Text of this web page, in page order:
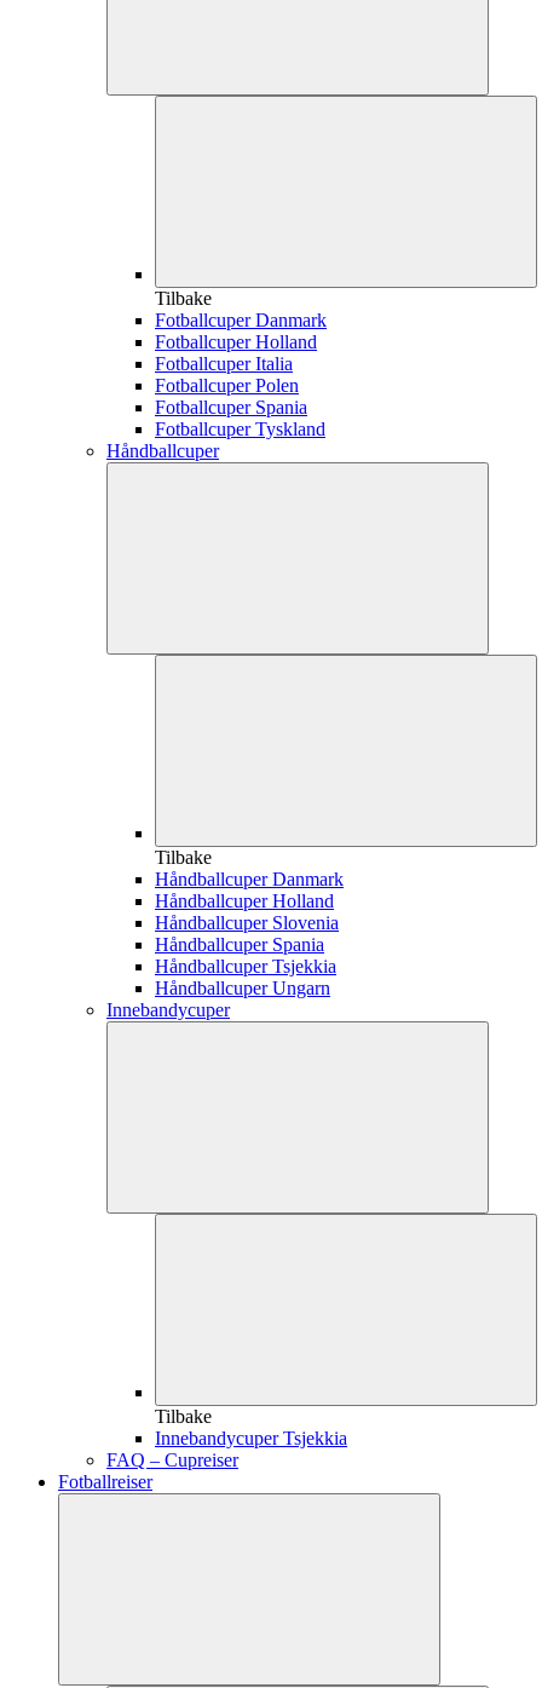
Tilbake
Fotballcuper Danmark
Fotballcuper Holland
Fotballcuper Italia
Fotballcuper Polen
Fotballcuper Spania
Fotballcuper Tyskland
Håndballcuper
Tilbake
Håndballcuper Danmark
Håndballcuper Holland
Håndballcuper Slovenia
Håndballcuper Spania
Håndballcuper Tsjekkia
Håndballcuper Ungarn
Innebandycuper
Tilbake
Innebandycuper Tsjekkia
FAQ – Cupreiser
Fotballreiser